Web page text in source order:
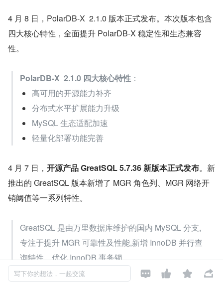
4 月 8 日，PolarDB-X  2.1.0 版本正式发布。本次版本包含
四大核心特性，全面提升 PolarDB-X 稳定性和生态兼容
性。
PolarDB-X  2.1.0 四大核心特性 ：
高可用的开源能力补齐
分布式水平扩展能力升级
MySQL 生态适配加速
轻量化部署功能完善
4 月 7 日， 开源产品 GreatSQL 5.7.36 新版本正式发布。新
推出的 GreatSQL 版本新增了 MGR 角色列、MGR 网络开
销阈值等一系列特性。
GreatSQL 是由万里数据库维护的国内 MySQL 分支,
专注于提升 MGR 可靠性及性能,新增 InnoDB 并行查
询特性，优化 InnoDB 事务锁。
写下你的想法，一起交流    